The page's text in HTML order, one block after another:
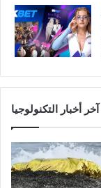
آخر أخبار التكنولوجيا